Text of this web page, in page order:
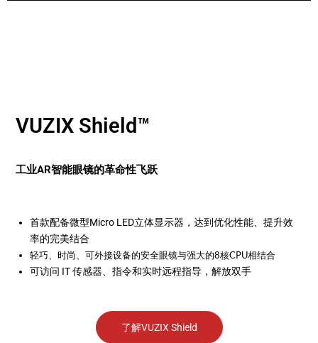
VUZIX Shield™
工业AR智能眼镜的革命性飞跃
首款配备微型Micro LED立体显示器，达到优化性能、提升效
率的完美结合
轻巧、时尚、可外接设备的安全眼镜与强大的8核CPU相结合
可访问 IT 传感器、指令和实时远程指导，解放双手
了解VUZIX Shield